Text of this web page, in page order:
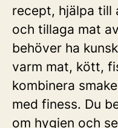
recept, hjälpa till
och tillaga mat
behöver ha
varm mat, kött,
kombinera
med finess. Du
om hygien och